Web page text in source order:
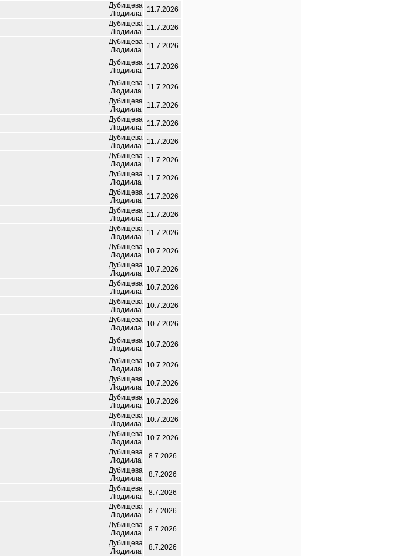
Дубищева
Людмила
11.7.2026
Дубищева
Людмила
11.7.2026
Дубищева
Людмила
11.7.2026
Дубищева
Людмила
11.7.2026
Дубищева
Людмила
11.7.2026
Дубищева
Людмила
11.7.2026
Дубищева
Людмила
11.7.2026
Дубищева
Людмила
11.7.2026
Дубищева
Людмила
11.7.2026
Дубищева
Людмила
11.7.2026
Дубищева
Людмила
11.7.2026
Дубищева
Людмила
11.7.2026
Дубищева
Людмила
11.7.2026
Дубищева
Людмила
10.7.2026
Дубищева
Людмила
10.7.2026
Дубищева
Людмила
10.7.2026
Дубищева
Людмила
10.7.2026
Дубищева
Людмила
10.7.2026
Дубищева
Людмила
10.7.2026
Дубищева
Людмила
10.7.2026
Дубищева
Людмила
10.7.2026
Дубищева
Людмила
10.7.2026
Дубищева
Людмила
10.7.2026
Дубищева
Людмила
10.7.2026
Дубищева
Людмила
8.7.2026
Дубищева
Людмила
8.7.2026
Дубищева
Людмила
8.7.2026
Дубищева
Людмила
8.7.2026
Дубищева
Людмила
8.7.2026
Дубищева
Людмила
8.7.2026